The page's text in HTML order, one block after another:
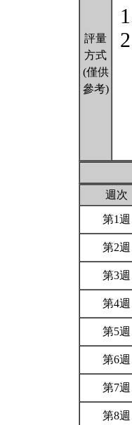
評量
方式
(僅供
參考)
週次
第1週
第2週
第3週
第4週
第5週
第6週
第7週
第8週